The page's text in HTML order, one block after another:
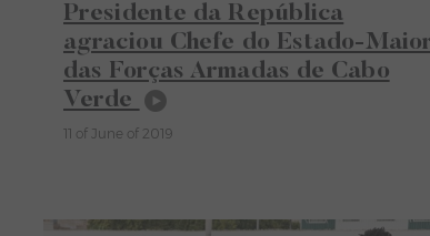
Presidente da República
agraciou Chefe do Estado-
das Forças Armadas de Cabo
Verde
11 of June of 2019